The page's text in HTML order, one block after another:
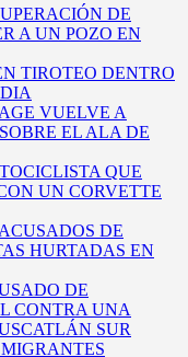
DE
A UN POZO EN
TIROTEO DENTRO
VUELVE A
EL ALA DE
QUE
UN CORVETTE
DE
HURTADAS EN
DE
CONTRA UNA
SUR